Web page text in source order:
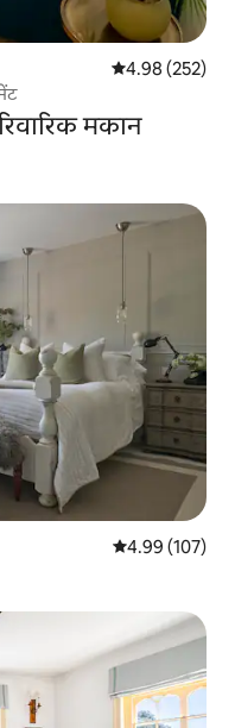
औसत रेटिंग 5 में से
4.98 (252)
मकान
औसत रेटिंग 5 में से
4.99 (107)